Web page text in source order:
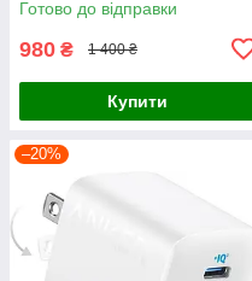
Готово до відправки
980 ₴ 1 400 ₴
Купити
–20%